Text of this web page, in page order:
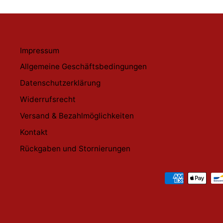
Impressum
Allgemeine Geschäftsbedingungen
Datenschutzerklärung
Widerrufsrecht
Versand & Bezahlmöglichkeiten
Kontakt
Rückgaben und Stornierungen